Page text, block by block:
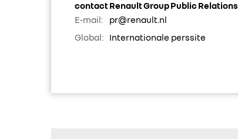
contact Renault Group Public Relations
E-mail:
pr@renault.nl
Global:
Internationale perssite